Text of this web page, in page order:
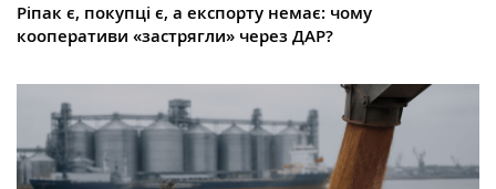
Ріпак є, покупці є, а експорту немає: чому
кооперативи «застрягли» через ДАР?